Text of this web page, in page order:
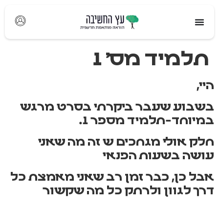
תלמיד מס' 1
היי,
בשבוע שעבר ביקרתי בסרט מרגש
במיוחד-תלמיד מספר 1.
חלק אולי מגחכים ש זה מה שאני
עושה בשעות הפנאי
אבל כן, כבר זמן רב שאני מאמצת כל
דרך לגוון ולרתק כל מה שקשור